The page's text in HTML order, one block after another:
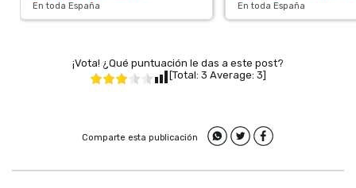
En toda España En toda España
¡Vota! ¿Qué puntuación le das a este post?
[Total: 3 Average: 3]
Comparte esta publicación